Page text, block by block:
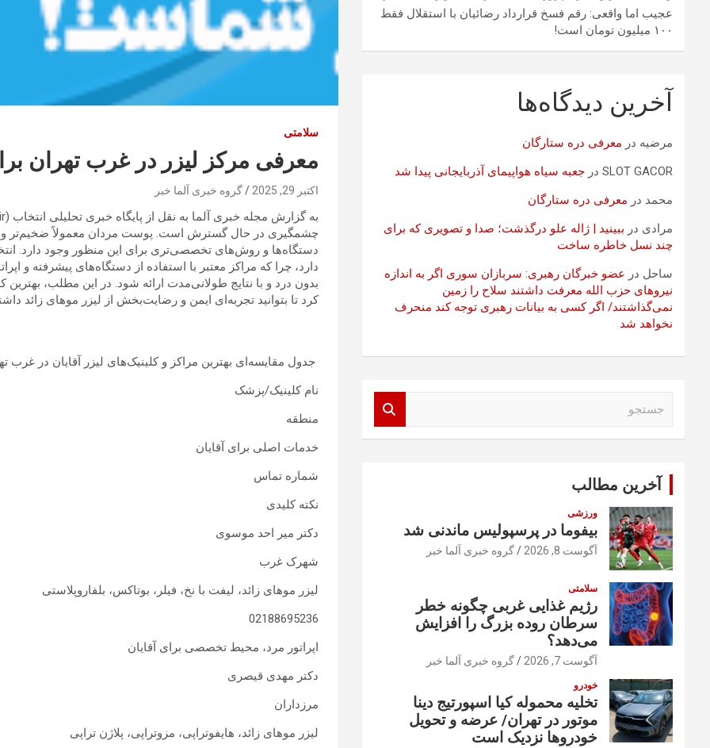
سلامتی
معرفی مرکز لیزر در غرب تهران
اکتبر 29, 2025 گروه خبری آلما خبر
چشمگیری در حال گسترش است. پوست مردان معمولاً ضخیم‌تر و
دستگاه‌ها و روش‌های تخصصی‌تری برای این منظور وجود دارد.
دارد، چرا که مراکز معتبر با استفاده از دستگاه‌های پیشرفته و
بدون درد و با نتایج طولانی‌مدت ارائه شود. در این مطلب،
کرد تا بتوانید تجربه‌ای ایمن و رضایت‌بخش از لیزر موهای زائد
جدول مقایسه‌ای بهترین مراکز و کلینیک‌های لیزر آقایان در غرب
نام کلینیک/پزشک
منطقه
خدمات اصلی برای آقایان
شماره تماس
نکته کلیدی
دکتر میر احد موسوی
شهرک غرب
لیزر موهای زائد، لیفت با نخ، فیلر، بوتاکس، بلفاروپلاستی
02188695236
اپراتور مرد، محیط تخصصی برای آقایان
دکتر مهدی قیصری
مرزداران
لیزر موهای زائد، هایفوتراپی، مزوتراپی، پلاژن تراپی
عجیب اما واقعی: رقم فسخ قرارداد رضائیان با استقلال فقط
۱۰۰ میلیون تومان است!
آخرین دیدگاه‌ها
مرضیه در معرفی دره ستارگان
SLOT GACOR در جعبه سیاه هواپیمای آذربایجانی پیدا شد
محمد در معرفی دره ستارگان
مرادی در ببینید | ژاله علو درگذشت؛ صدا و تصویری که برای
چند نسل خاطره ساخت
ساحل در عضو خبرگان رهبری: سربازان سوری اگر به اندازه
نیروهای حزب الله معرفت داشتند سلاح را زمین
نمی‌گذاشتند/ اگر کسی به بیانات رهبری توجه کند منحرف
نخواهد شد
آخرین مطالب
ورزشی
بیفوما در پرسپولیس ماندنی شد
آگوست 8, 2026 گروه خبری آلما خبر
سلامتی
رژیم غذایی غربی چگونه خطر
سرطان روده بزرگ را افزایش
می‌دهد؟
آگوست 7, 2026 گروه خبری آلما خبر
خودرو
تخلیه محموله کیا اسپورتیج دینا
موتور در تهران/ عرضه و تحویل
خودروها نزدیک است